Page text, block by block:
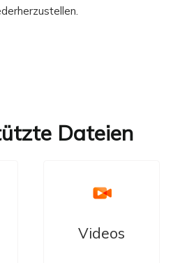
Dateien
Videos